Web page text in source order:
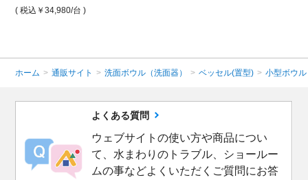
( 税込￥34,980/台 )
ホーム > 通販サイト > 洗面ボウル（洗面器） > ベッセル(置型) > 小型ボウル
よくある質問
ウェブサイトの使い方や商品につい
て、水まわりのトラブル、ショールー
ムの事などよくいただくご質問にお答